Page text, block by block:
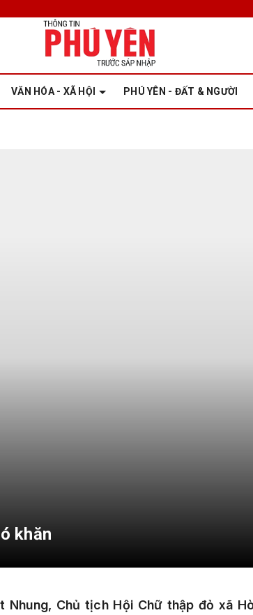
VĂN HÓA - XÃ HỘI PHÚ YÊN - ĐẤT & NGƯỜI
khăn
Nhung, Chủ tịch Hội Chữ thập đỏ xã